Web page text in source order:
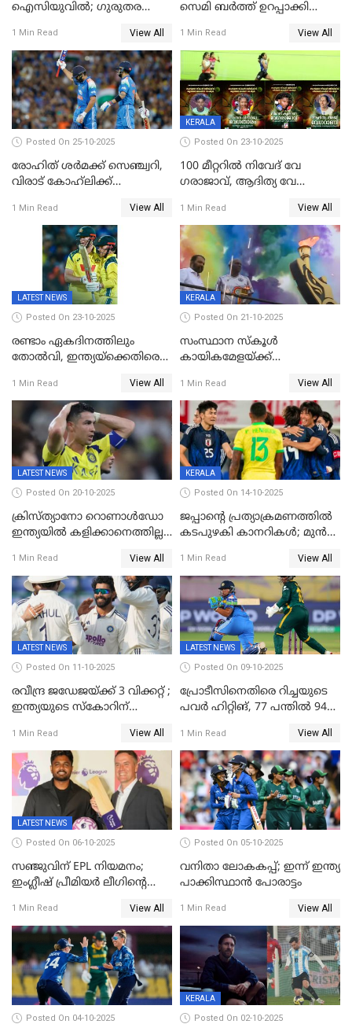
ഐസിയുവില്‍; ഗുരുതര
1 Min Read View All
സെമി ബര്‍ത്ത് ഉറപ്പാക്കി
1 Min Read View All
Posted On 25-10-2025
രോഹിത് ശർമക്ക് സെഞ്ച്വറി,
വിരാട് കോഹ്‍ലിക്ക്
മുൻനായകരുടെ മികവിൽ
ഓസീസിനെതിരെ ഉജ്ജ്വല
1 Min Read View All
KERALA
Posted On 23-10-2025
100 മീറ്ററിൽ നിവേദ് വേ​
ഗരാജാവ്, ആദിത്യ വേ​
ബോയ്സിലും സബ്‌ജൂനിയർ
ഗേൾസിലും റെക്കോർഡോടെ
സ്വർണം, ദേവപ്രിയ 87ലെ
റെക്കോർഡ് തിരുത്തി
1 Min Read View All
LATEST NEWS
Posted On 23-10-2025
രണ്ടാം ഏകദിനത്തിലും
തോൽവി, ഇന്ത്യയ്‌ക്കെതിരെ
1 Min Read View All
KERALA
Posted On 21-10-2025
സംസ്ഥാന സ്കൂൾ
കായികമേളയ്ക്ക്
ഒളിംപിക്‌സിന്റെ ഉദ്‌ഘാടനം
നിർവഹിച്ച് ധനമന്ത്രി K N
ബാലഗോപാൽ;ദീപശിഖ
തെളിയിച്ച് I M വിജയൻ
1 Min Read View All
LATEST NEWS
Posted On 20-10-2025
ക്രിസ്ത്യാനോ റൊണാൾഡോ
ഇന്ത്യയിൽ കളിക്കാനെത്തില്ല;
ഉൾപ്പെടുത്തിയില്ല
1 Min Read View All
KERALA
Posted On 14-10-2025
ജപ്പാന്റെ പ്രത്യാക്രമണത്തിൽ
കടപുഴകി കാനറികൾ; മുൻ
ജപ്പാന്റെ ആദ്യ ജയം
1 Min Read View All
LATEST NEWS
Posted On 11-10-2025
രവീന്ദ്ര ജഡേജയ്ക്ക് 3 വിക്കറ്റ് ;
ഇന്ത്യയുടെ സ്കോറിന്
നാല് വിക്കറ്റ് നഷ്ടം
1 Min Read View All
LATEST NEWS
Posted On 09-10-2025
പ്രോടീസിനെതിരെ റിച്ചയുടെ
പവർ ഹിറ്റിങ്, 77 പന്തില്‍ 94
ലക്ഷ്യമൊരുക്കി ഇന്ത്യ; 28
വര്‍ഷം പഴക്കമുള്ള ലോക
റെക്കോര്‍ഡ് തകര്‍ത്ത് സ്മൃതി
1 Min Read View All
LATEST NEWS
Posted On 06-10-2025
സഞ്ജുവിന് EPL നിയമനം;
ഇംഗ്ലീഷ് പ്രീമിയര്‍ ലീഗിന്‍റെ
അംബാസഡര്‍
1 Min Read View All
Posted On 05-10-2025
വനിതാ ലോകകപ്പ്; ഇന്ന് ഇന്ത്യ
പാക്കിസ്ഥാന്‍ പോരാട്ടം
1 Min Read View All
Posted On 04-10-2025
KERALA
Posted On 02-10-2025